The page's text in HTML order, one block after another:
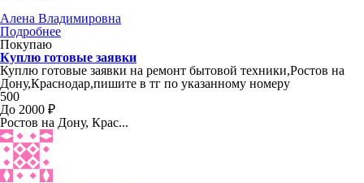
Алена Владимировна
Подробнее
Покупаю
Куплю готовые заявки
Куплю готовые заявки на ремонт бытовой техники,Ростов на
Дону,Краснодар,пишите в тг по указанному номеру
500
До 2000 ₽
Ростов на Дону, Крас...